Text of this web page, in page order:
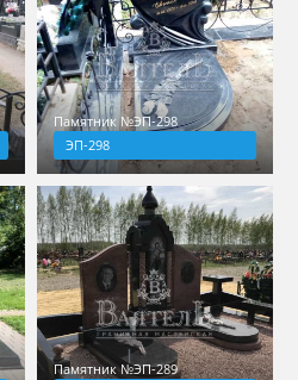
Памятник №ЭП-298
ЭП-298
Памятник №ЭП-289